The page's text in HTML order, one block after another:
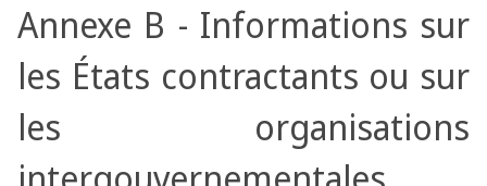
Annexe B - Informations sur
les États contractants ou sur
les organisations